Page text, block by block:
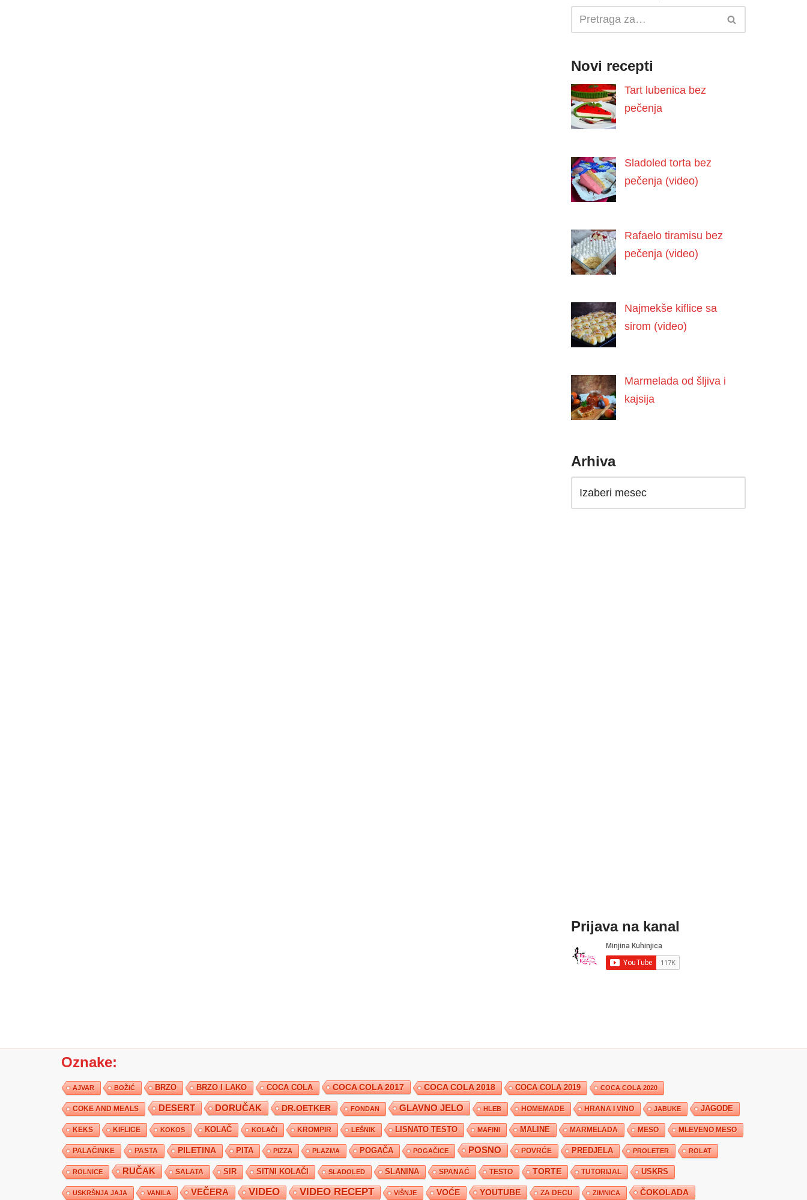
Novi recepti
Tart lubenica bez
pečenja
Sladoled torta bez
pečenja (video)
Rafaelo tiramisu bez
pečenja (video)
Najmekše kiflice sa
sirom (video)
Marmelada od šljiva i
kajsija
Arhiva
Prijava na kanal
Oznake:
AJVAR BOŽIĆ BRZO BRZO I LAKO COCA COLA COCA COLA 2017 COCA COLA 2018 COCA COLA 2019 COCA COLA 2020
COKE AND MEALS DESERT DORUČAK DR.OETKER FONDAN GLAVNO JELO HLEB HOMEMADE HRANA I VINO JABUKE JAGODE
KEKS KIFLICE KOKOS KOLAČ KOLAČI KROMPIR LEŠNIK LISNATO TESTO MAFINI MALINE MARMELADA MESO MLEVENO MESO
PALAČINKE PASTA PILETINA PITA PIZZA PLAZMA POGAČA POGAČICE POSNO POVRĆE PREDJELA PROLETER ROLAT
ROLNICE RUČAK SALATA SIR SITNI KOLAČI SLADOLED SLANINA SPANAĆ TESTO TORTE TUTORIJAL USKRS
USKRŠNJA JAJA VANILA VEČERA VIDEO VIDEO RECEPT VIŠNJE VOĆE YOUTUBE ZA DECU ZIMNICA ČOKOLADA